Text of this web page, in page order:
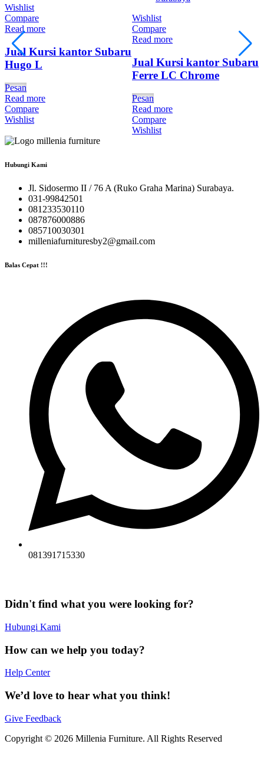
Wishlist
Compare
Read more
Jual Kursi kantor Subaru
Hugo L
Pesan
Read more
Compare
Wishlist
Wishlist
Compare
Read more
Jual Kursi kantor Subaru
Ferre LC Chrome
Pesan
Read more
Compare
Wishlist
Hubungi Kami
Jl. Sidosermo II / 76 A (Ruko Graha Marina) Surabaya.
031-99842501
081233530110
087876000886
085710030301
milleniafurnituresby2@gmail.com
Balas Cepat !!!
081391715330
Didn't find what you were looking for?
Hubungi Kami
How can we help you today?
Help Center
We’d love to hear what you think!
Give Feedback
Copyright © 2026 Millenia Furniture. All Rights Reserved